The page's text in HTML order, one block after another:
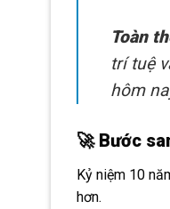
Toàn
trí tuệ
hôm
🚀 Bước
Kỷ niệm 10
hơn.